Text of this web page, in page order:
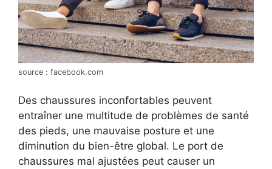
source : facebook.com
Des chaussures inconfortables peuvent
entraîner une multitude de problèmes de santé
des pieds, une mauvaise posture et une
diminution du bien-être global. Le port de
chaussures mal ajustées peut causer un